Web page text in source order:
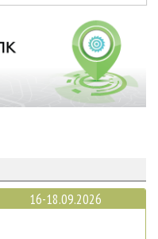
16-18.09.2026